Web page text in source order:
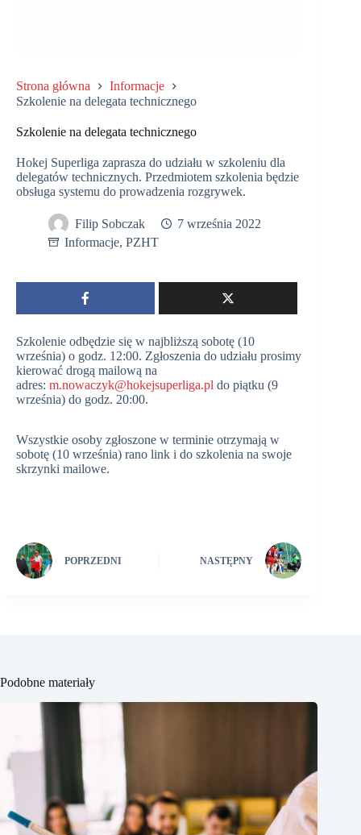
Strona główna
Informacje
Szkolenie na delegata technicznego
Szkolenie na delegata technicznego
Hokej Superliga zaprasza do udziału w szkoleniu dla
delegatów technicznych. Przedmiotem szkolenia będzie
obsługa systemu do prowadzenia rozgrywek.
Filip Sobczak
7 września 2022
Informacje, PZHT
Szkolenie odbędzie się w najbliższą sobotę (10
września) o godz. 12:00. Zgłoszenia do udziału prosimy
kierować drogą mailową na
adres: m.nowaczyk@hokejsuperliga.pl do piątku (9
września) do godz. 20:00.
Wszystkie osoby zgłoszone w terminie otrzymają w
sobotę (10 września) rano link i do szkolenia na swoje
skrzynki mailowe.
POPRZEDNI NASTĘPNY
Podobne materiały